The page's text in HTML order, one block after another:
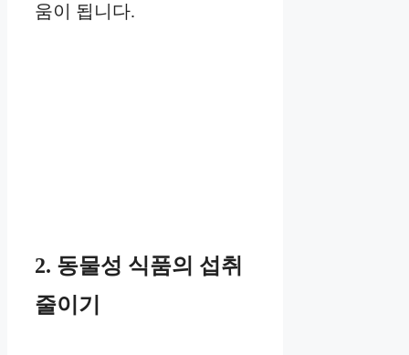
움이 됩니다.
2. 동물성 식품의 섭취
줄이기